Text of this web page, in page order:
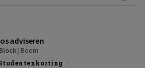
adviseren
| Boom